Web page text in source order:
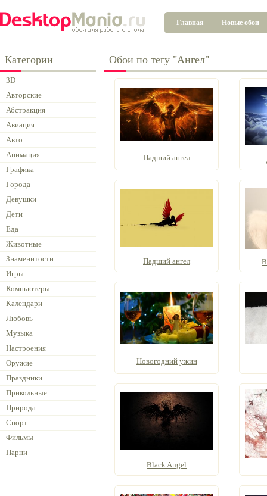
Главная Новые обои
Категории
3D
Авторские
Абстракция
Авиация
Авто
Анимация
Графика
Города
Девушки
Дети
Еда
Животные
Знаменитости
Игры
Компьютеры
Календари
Любовь
Музыка
Настроения
Оружие
Праздники
Прикольные
Природа
Спорт
Фильмы
Парни
Обои по тегу "Ангел"
Падший ангел
Падший ангел В
Новогодний ужин
Black Angel